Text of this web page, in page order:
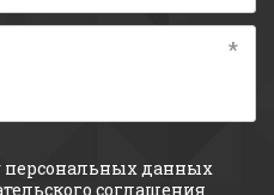
*
персональных данных
соглашения